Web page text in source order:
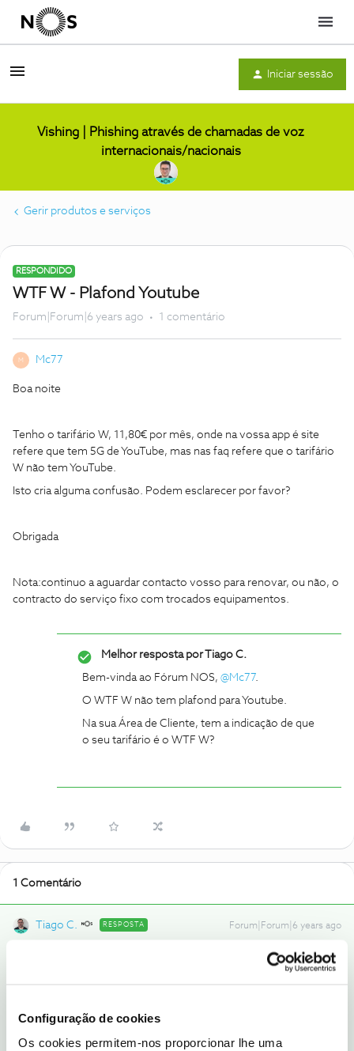
Configuração de cookies
Os cookies permitem-nos proporcionar lhe uma
Menu
Iniciar sessão
Vishing | Phishing através de chamadas de voz
internacionais/nacionais
Gerir produtos e serviços
RESPONDIDO
WTF W - Plafond Youtube
Forum|Forum|6 years ago 1 comentário
M Mc77
Boa noite
Tenho o tarifário W, 11,80€ por mês, onde na vossa app é site
refere que tem 5G de YouTube, mas nas faq refere que o tarifário
W não tem YouTube.
Isto cria alguma confusão. Podem esclarecer por favor?
Obrigada
Nota:continuo a aguardar contacto vosso para renovar, ou não, o
contracto do serviço fixo com trocados equipamentos.
Melhor resposta porTiago C.
Bem-vinda ao Fórum NOS, @Mc77.
O WTF W não tem plafond para Youtube.
Na sua Área de Cliente, tem a indicação de que
o seu tarifário é o WTF W?
1 Comentário
Tiago C. RESPOSTA Forum|Forum|6 years ago
WTF W?